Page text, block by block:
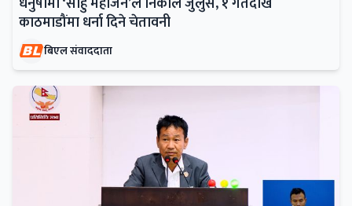
काठमाडौंमा धर्ना दिने चेतावनी
बिएल संवाददाता